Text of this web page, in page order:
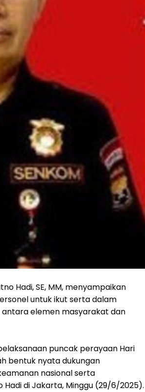
Hadi, SE, MM, menyampaikan
untuk ikut serta dalam
antara elemen masyarakat dan
puncak perayaan Hari
bentuk nyata dukungan
nasional serta
di Jakarta, Minggu (29/6/2025).